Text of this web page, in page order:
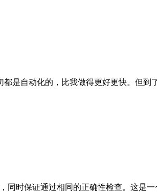
是自动化的，比我做得更好更快。但到
同时保证通过相同的正确性检查。这是